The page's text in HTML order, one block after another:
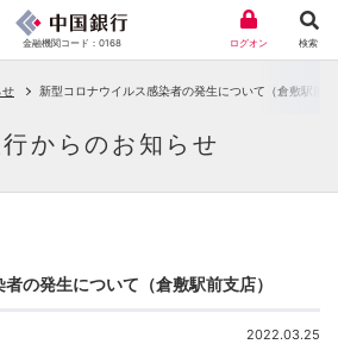
金融機関コード：0168 検索
ログオン
せ 新型コロナウイルス感染者の発生について（倉敷駅前
からのお知らせ
の発生について（倉敷駅前支店）
2022.03.25